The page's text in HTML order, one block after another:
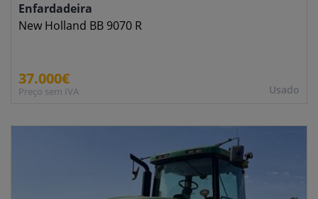
Usado
Enfardadeira
New Holland BB 9070 R
37.000€
Preço sem IVA